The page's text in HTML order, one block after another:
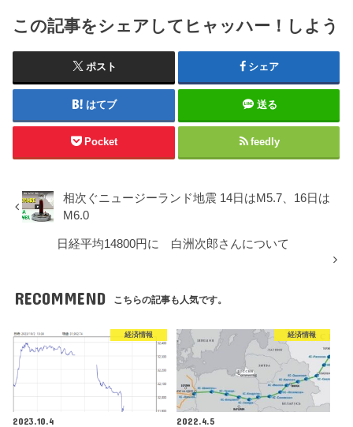
この記事をシェアしてヒャッハー！しよう
ポスト シェア
はてブ 送る
Pocket feedly
相次ぐニュージーランド地震 14日はM5.7、16日は
M6.0
日経平均14800円に 白洲次郎さんについて
RECOMMEND こちらの記事も人気です。
経済情報
2023.10.4
経済情報
2022.4.5